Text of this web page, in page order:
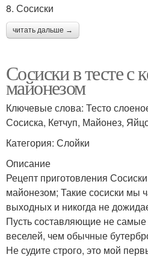
8. Сосиски
читать дальше →
Сосиски в тесте с
майонезом
Ключевые слова: Тесто
Сосиска, Кетчуп, Майонез,
Категория: Слойки
Описание
Рецепт приготовления
майонезом; Такие сосиски мы
выходных и никогда не
Пусть составляющие не
веселей, чем обычные
Не судите строго, это мой